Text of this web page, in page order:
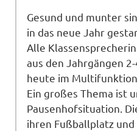
Gesund und munter
in das neue Jahr
Alle
aus den Jahrgängen
heute im
Ein großes Thema ist
Pausenhofsituation.
ihren Fußballplatz